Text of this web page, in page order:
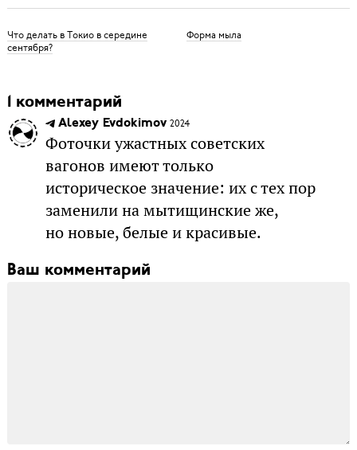
Что делать в Токио в середине
сентября?
Форма мыла
1 комментарий
Alexey Evdokimov 2024
Фоточки ужастных советских
вагонов имеют только
историческое значение: их с тех пор
заменили на мытищинские же,
но новые, белые и красивые.
Ваш комментарий